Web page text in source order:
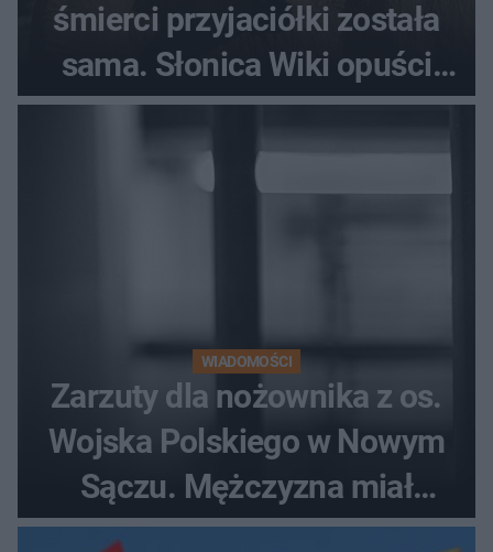
śmierci przyjaciółki została
sama. Słonica Wiki opuści
gdańskie zoo?
WIADOMOŚCI
Zarzuty dla nożownika z os.
Wojska Polskiego w Nowym
Sączu. Mężczyzna miał
wczesniej problemy z